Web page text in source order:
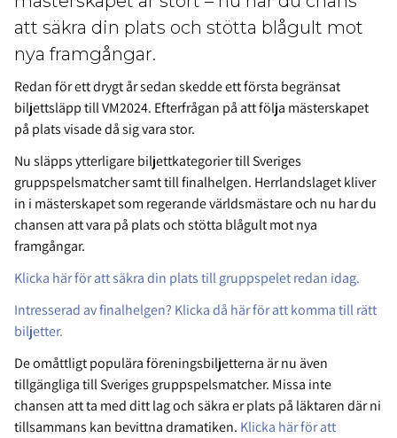
att säkra din plats och stötta blågult mot
nya framgångar.
Redan för ett drygt år sedan skedde ett första begränsat
biljettsläpp till VM2024. Efterfrågan på att följa mästerskapet
på plats visade då sig vara stor.
Nu släpps ytterligare biljettkategorier till Sveriges
gruppspelsmatcher samt till finalhelgen. Herrlandslaget kliver
in i mästerskapet som regerande världsmästare och nu har du
chansen att vara på plats och stötta blågult mot nya
framgångar.
Klicka här för att säkra din plats till gruppspelet redan idag.
Intresserad av finalhelgen? Klicka då här för att komma till rätt
biljetter.
De omåttligt populära föreningsbiljetterna är nu även
tillgängliga till Sveriges gruppspelsmatcher. Missa inte
chansen att ta med ditt lag och säkra er plats på läktaren där ni
tillsammans kan bevittna dramatiken. Klicka här för att